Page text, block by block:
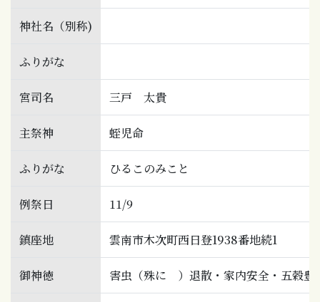
神社名（別称)
ふりがな
宮司名 三戸 太貴
主祭神 蛭児命
ふりがな ひるこのみこと
例祭日 11/9
鎮座地 雲南市木次町西日登1938番地続1
御神徳 害虫（殊に ）退散・家内安全・五穀豊